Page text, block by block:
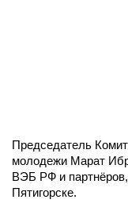
Председатель
молодежи Марат
ВЭБ РФ и
Пятигорске.